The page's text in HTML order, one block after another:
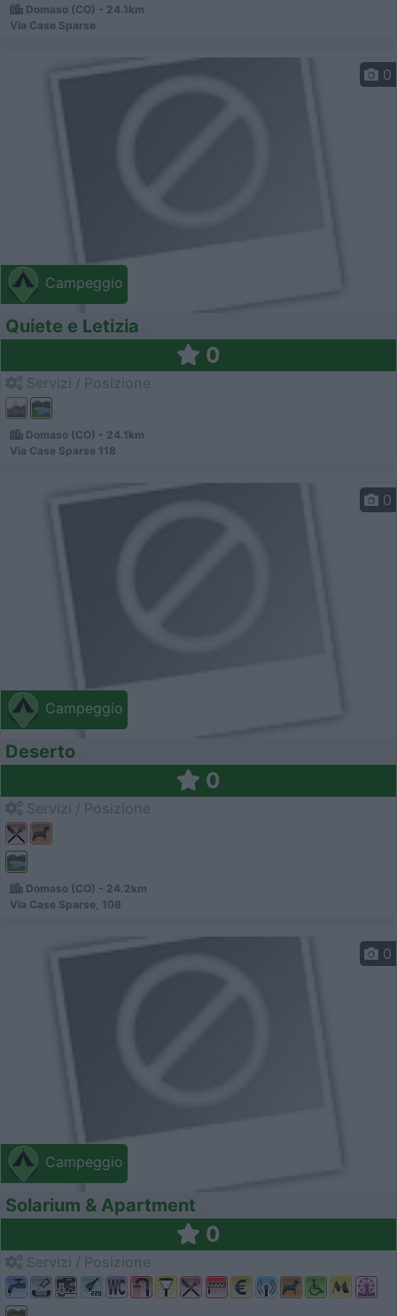
Domaso (CO) - 24.1km
Via Case Sparse
Campeggio
0
Quiete e Letizia
0
Domaso (CO) - 24.1km
Via Case Sparse 118
Campeggio
0
Deserto
0
Domaso (CO) - 24.2km
Via Case Sparse, 108
Campeggio
0
Solarium & Apartment
0